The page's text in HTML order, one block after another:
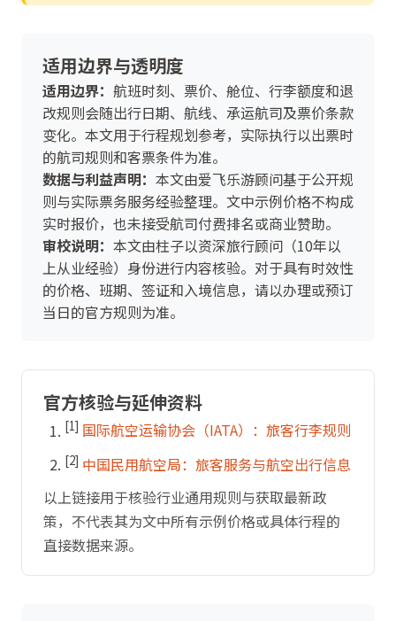
适用边界与透明度
适用边界： 航班时刻、票价、舱位、行李额度和退
改规则会随出行日期、航线、承运航司及票价条款
变化。本文用于行程规划参考，实际执行以出票时
的航司规则和客票条件为准。
数据与利益声明： 本文由爱飞乐游顾问基于公开规
则与实际票务服务经验整理。文中示例价格不构成
实时报价，也未接受航司付费排名或商业赞助。
审校说明： 本文由柱子以资深旅行顾问（10年以
上从业经验）身份进行内容核验。对于具有时效性
的价格、班期、签证和入境信息，请以办理或预订
当日的官方规则为准。
官方核验与延伸资料
[1] 国际航空运输协会（IATA）：旅客行李规则
[2] 中国民用航空局：旅客服务与航空出行信息
以上链接用于核验行业通用规则与获取最新政
策，不代表其为文中所有示例价格或具体行程的
直接数据来源。